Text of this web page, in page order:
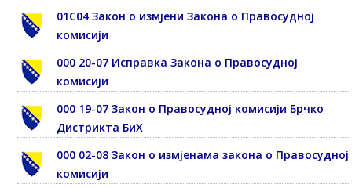
01С04 Закон о измјени Закона о Правосудној
комисији
000 20-07 Исправка Закона о Правосудној
комисији
000 19-07 Закон о Правосудној комисији Брчко
Дистрикта БиХ
000 02-08 Закон о измјенама закона о Правосудној
комисији